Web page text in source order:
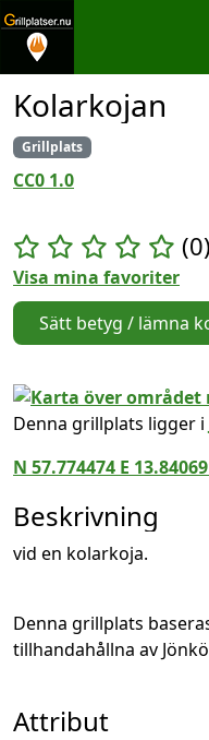
Kolarkojan
Grillplats
CC0 1.0
(0)
Visa mina favoriter
Sätt betyg / lämna
Denna grillplats ligger i
N 57.774474 E
Beskrivning
vid en kolarkoja.
Denna grillplats
tillhandahållna av
Attribut